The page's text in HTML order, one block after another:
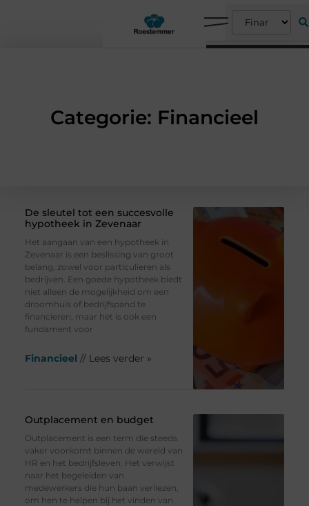
Categorie: Financieel
De sleutel tot een succesvolle
hypotheek in Zevenaar
Het aangaan van een hypotheek in
Zevenaar is een beslissing van groot
belang, zowel voor particulieren als
bedrijven. Een goede hypotheek biedt
niet alleen de mogelijkheid om een
droomhuis of bedrijfspand te
financieren, maar het is ook een
fundament voor
Financieel // Lees verder »
Outplacement en budget
Outplacement is een term die steeds
vaker voorkomt binnen de wereld van
HR en het bedrijfsleven. Het verwijst
naar het begeleiden van
medewerkers die hun baan verliezen,
om hen te helpen bij het vinden van